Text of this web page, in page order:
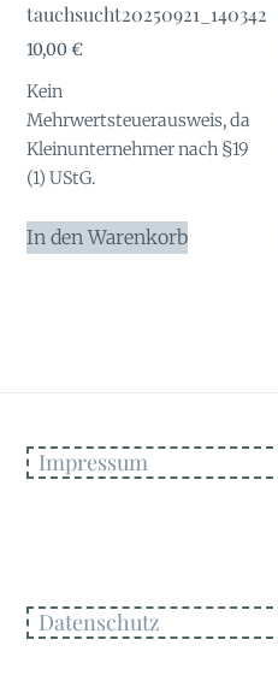
tauchsucht20250921_140342
10,00€
Kein
Mehrwertsteuerausweis, da
Kleinunternehmer nach §19
(1) UStG.
In den Warenkorb
Impressum
Datenschutz